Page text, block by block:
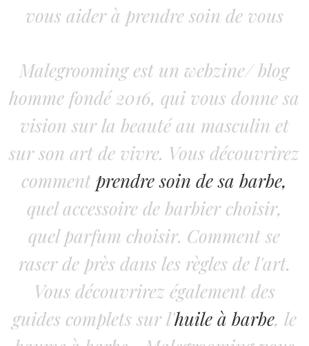
vous aider à prendre soin de vous
Malegrooming est un webzine/ blog
homme fondé 2016, qui vous donne sa
vision sur la beauté au masculin et
sur son art de vivre. Vous découvrirez
commentprendre soin de sa barbe,
quel accessoire de barbier choisir,
quel parfum choisir. Comment se
raser de près dans les règles de l'art.
Vous découvrirez également des
guides complets sur l'huile à barbe, le